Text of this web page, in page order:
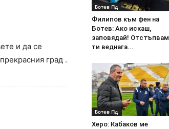
и да се
град .
Ботев Пд
Филипов към фен на
Ботев: Ако искаш,
заповядай! Отстъпвам
ти веднага...
Ботев Пд
Херо: Кабаков ме